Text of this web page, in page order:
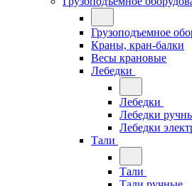
Грузоподъемное
Краны, кран-балки
Весы крановые
Лебедки
Лебедки
Лебедки
Лебедки
Тали
Тали